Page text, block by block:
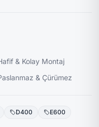
& Kolay Montaj
& Çürümez
D400 E600